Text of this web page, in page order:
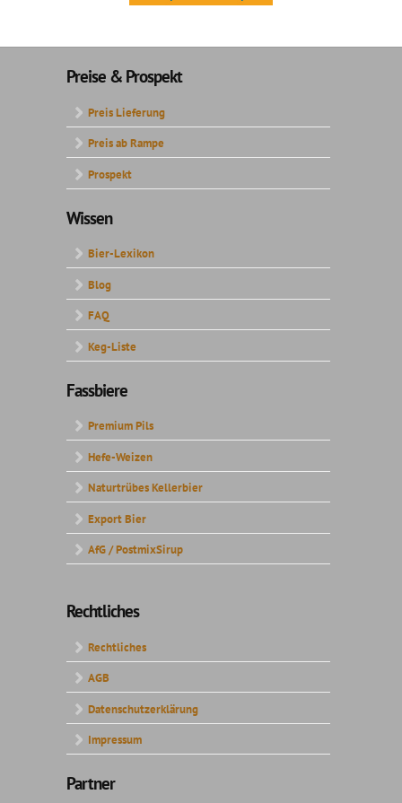
Preise & Prospekt
Preis Lieferung
Preis ab Rampe
Prospekt
Wissen
Bier-Lexikon
Blog
FAQ
Keg-Liste
Fassbiere
Premium Pils
Hefe-Weizen
Naturtrübes Kellerbier
Export Bier
AfG / PostmixSirup
Rechtliches
Rechtliches
AGB
Datenschutzerklärung
Impressum
Partner